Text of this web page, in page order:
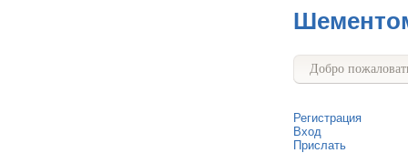
Добро
Регистрация
Вход
Прислать